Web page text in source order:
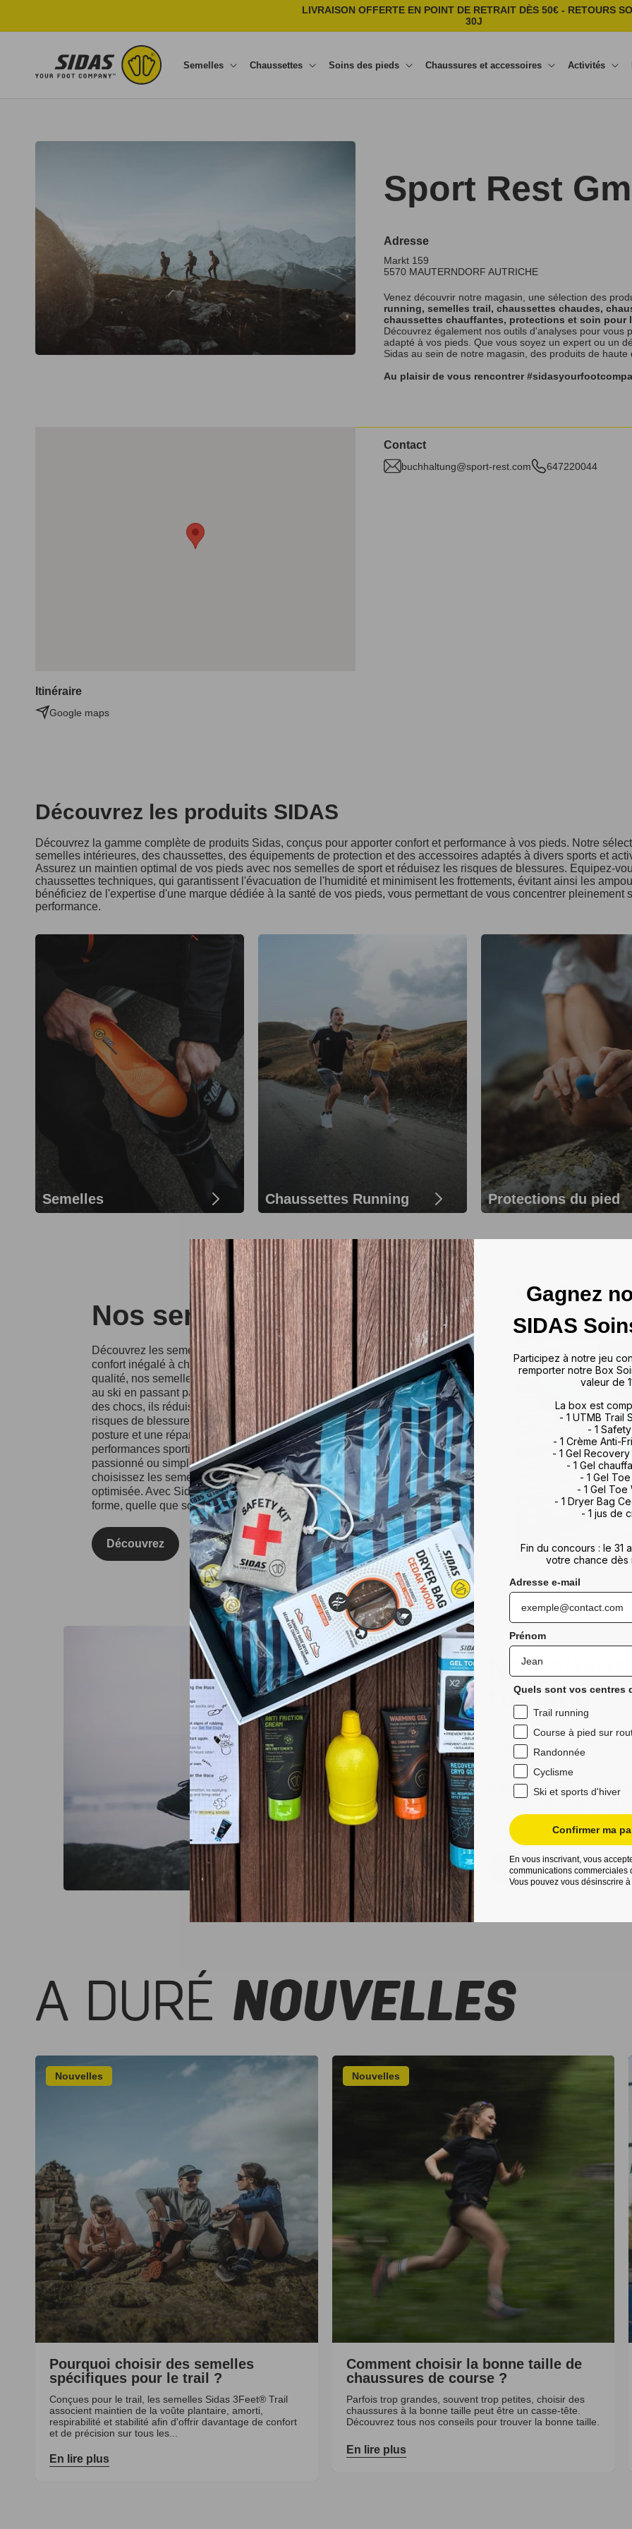
LIVRAISON OFFERTE EN POINT DE RETRAIT DÈS 50€ - RETOURS
30J
Semelles Chaussettes Soins des pieds Chaussures et accessoires Activités
Sport Rest
Adresse
Markt 159
5570 MAUTERNDORF AUTRICHE
Venez découvrir notre magasin, une sélection des
running, semelles trail, chaussettes chaudes,
chaussettes chauffantes, protections et soin pour
Découvrez également nos outils d'analyses pour
adapté à vos pieds. Que vous soyez un expert ou un
Sidas au sein de notre magasin, des produits de
Au plaisir de vous rencontrer
Itinéraire
Google maps
Contact
buchhaltung@sport-rest.com 647220044
Découvrez les produits SIDAS
Découvrez la gamme complète de produits Sidas, conçus pour apporter confort et performance à vos pieds. Notre
semelles intérieures, des chaussettes, des équipements de protection et des accessoires adaptés à divers sports et
Assurez un maintien optimal de vos pieds avec nos semelles de sport et réduisez les risques de blessures. Equipez-
chaussettes techniques, qui garantissent l'évacuation de l'humidité et minimisent les frottements, évitant ainsi les
bénéficiez de l'expertise d'une marque dédiée à la santé de vos pieds, vous permettant de vous concentrer pleinement
performance.
Semelles Chaussettes Running Protections du pied
Nos semelles Sidas
Découvrez les semelles Sidas, conçues pour offrir un maintien optimal et un
confort inégalé à chaque pas. Fabriquées à partir de matériaux de haute
qualité, nos semelles conviennent à divers sports et activités, allant du tennis
au ski en passant par la course à pied. Grâce à leur technologie d'absorption
des chocs, ils réduisent l'impact sur vos articulations, minimisant ainsi les
risques de blessures. Les semelles Sidas favorisent également une meilleure
posture et une répartition équilibrée du poids, améliorant ainsi vos
performances sportives et votre confort au quotidien. Que vous soyez un sportif
passionné ou simplement à la recherche d'un meilleur maintien du pied,
choisissez les semelles Sidas pour une expérience de marche et de sport
optimisée. Avec Sidas, prenez soin de vos pieds et restez au top de votre
forme, quelle que soit l'activité !
Découvrez
Nos
running
Découvrez les chaussettes
confort exceptionnel lors
techniques, ils assurent
pieds au sec même lors
ergonomique et leurs
les ampoules, ce qui en
Choisissez Sidas pour vos
performances améliorées et
Découvrez
A DURÉ NOUVELLES
Nouvelles
Pourquoi choisir des semelles
spécifiques pour le trail ?
Conçues pour le trail, les semelles Sidas 3Feet® Trail
associent maintien de la voûte plantaire, amorti,
respirabilité et stabilité afin d'offrir davantage de confort
et de précision sur tous les...
En lire plus
Nouvelles
Comment choisir la bonne taille de
chaussures de course ?
Parfois trop grandes, souvent trop petites, choisir des
chaussures à la bonne taille peut être un casse-tête.
Découvrez tous nos conseils pour trouver la bonne taille.
En lire plus
Gagnez
SIDAS
Participez à notre jeu
remporter notre Box
valeur de
La box est
- 1 UTMB Trail
- 1
- 1 Crème Anti-
- 1 Gel
- 1 Gel
- 1 Gel
- 1 Gel Toe
- 1 Dryer Bag
- 1 jus de
Fin du concours : le 31
votre chance dès
Adresse e-mail
Prénom
Quels sont vos centres
Trail running
Course à pied sur
Randonnée
Cyclisme
Ski et sports d'hiver
Confirmer ma
En vous inscrivant, vous
communications commerciales
Vous pouvez vous désinscrire